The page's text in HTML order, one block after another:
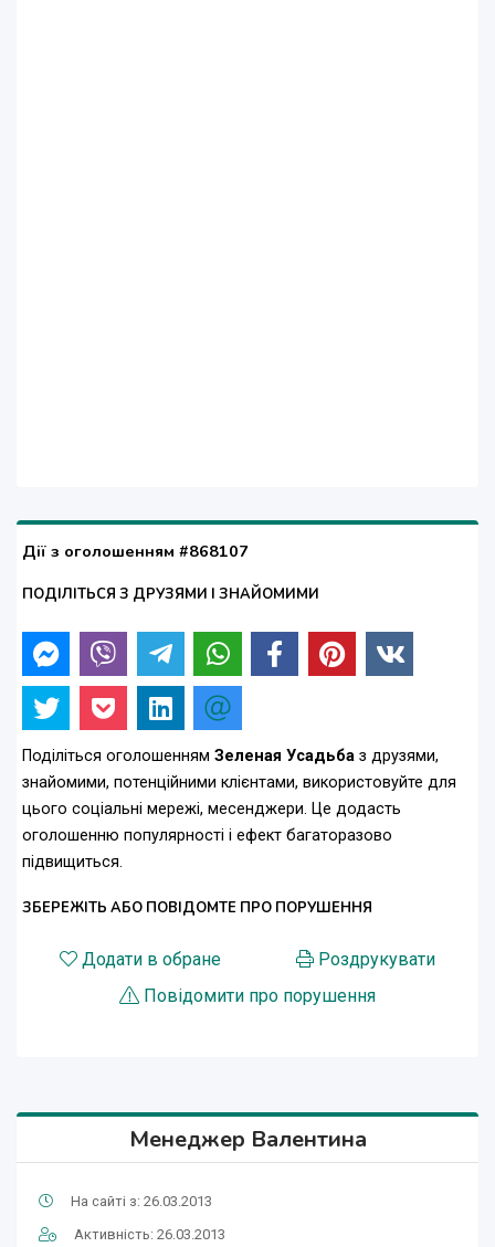
Дії з оголошенням #868107
ПОДІЛІТЬСЯ З ДРУЗЯМИ І ЗНАЙОМИМИ
Поділіться оголошенням Зеленая Усадьба з друзями,
знайомими, потенційними клієнтами, використовуйте для
цього соціальні мережі, месенджери. Це додасть
оголошенню популярності і ефект багаторазово
підвищиться.
ЗБЕРЕЖІТЬ АБО ПОВІДОМТЕ ПРО ПОРУШЕННЯ
Додати в обране
Роздрукувати
Повідомити про порушення
Менеджер Валентина
На сайті з: 26.03.2013
Активність: 26.03.2013